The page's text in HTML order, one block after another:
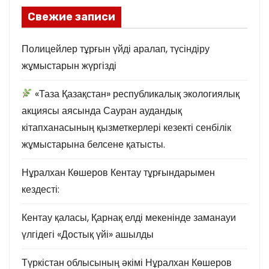
Свежие записи
Полицейлер тұрғын үйді аралап, түсіндіру
жұмыстарын жүргізді
«Таза Қазақстан» республикалық экологиялық
акциясы аясында Сауран аудандық
кітапханасының қызметкерлері кезекті сенбілік
жұмыстарына белсене қатысты.
Нұралхан Көшеров Кентау тұрғындарымен
кездесті:
Кентау қаласы, Қарнақ елді мекенінде заманауи
үлгідегі «Достық үйі» ашылды
Түркістан облысының әкімі Нұралхан Көшеров